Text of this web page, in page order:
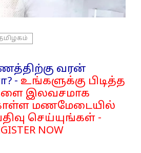
வரன்
- உங்களுக்கு பிடித்த
இலவசமாக
மணமேடையில்
செய்யுங்கள் -
NOW